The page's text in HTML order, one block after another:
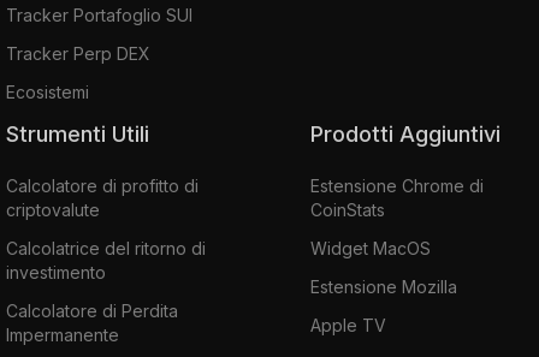
Tracker Portafoglio SUI
Tracker Perp DEX
Ecosistemi
Strumenti Utili
Calcolatore di profitto di
criptovalute
Calcolatrice del ritorno di
investimento
Calcolatore di Perdita
Impermanente
Prodotti Aggiuntivi
Estensione Chrome di
CoinStats
Widget MacOS
Estensione Mozilla
Apple TV